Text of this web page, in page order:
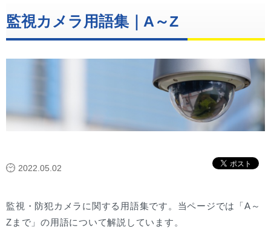
監視カメラ用語集｜A～Z
2022.05.02
監視・防犯カメラに関する用語集です。当ページでは「A～
Zまで」の用語について解説しています。